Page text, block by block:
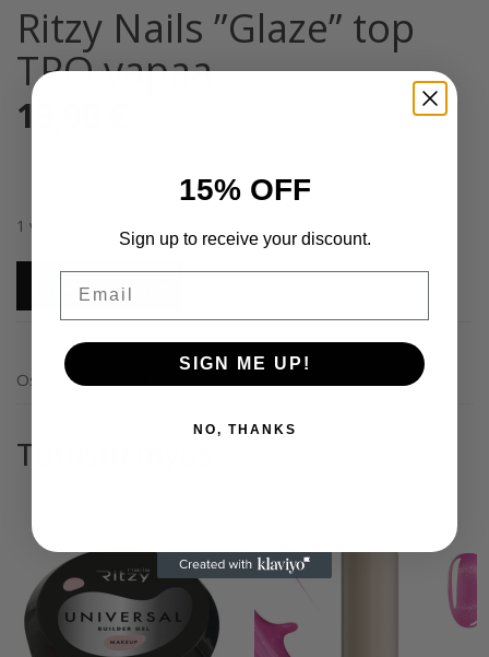
Ritzy Nails ”Glaze” top
TPO vapaa
19,90
1 varastossa
”Glaze”
TPO
Lisää ostoskoriin
Osastot:
Tutustu myös
15% OFF
Sign up to receive your discount.
SIGN ME UP!
NO, THANKS